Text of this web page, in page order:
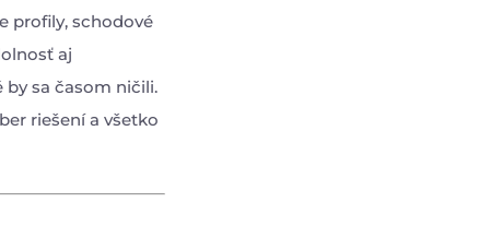
profily, schodové
aj
by sa časom ničili.
riešení a všetko